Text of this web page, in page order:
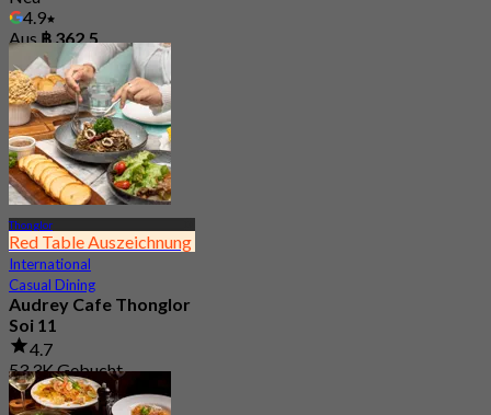
4.9
Aus฿ 362.5
Thonglor
Red Table Auszeichnung
International
Casual Dining
Audrey Cafe Thonglor
Soi 11
4.7
53.3K Gebucht
Aus฿ 149.5